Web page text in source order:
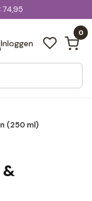
Inloggen
0
alle resultaten
(250 ml)